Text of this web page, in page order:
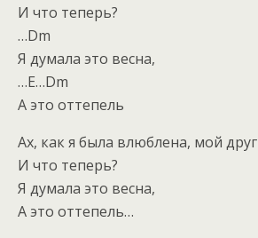
И что теперь?
…Dm
Я думала это весна,
…E…Dm
А это оттепель
Ах, как я была влюблена, мой друг
И что теперь?
Я думала это весна,
А это оттепель…